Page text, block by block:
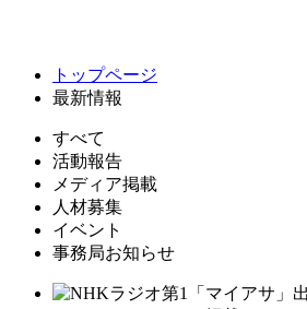
トップページ
最新情報
すべて
活動報告
メディア掲載
人材募集
イベント
事務局お知らせ